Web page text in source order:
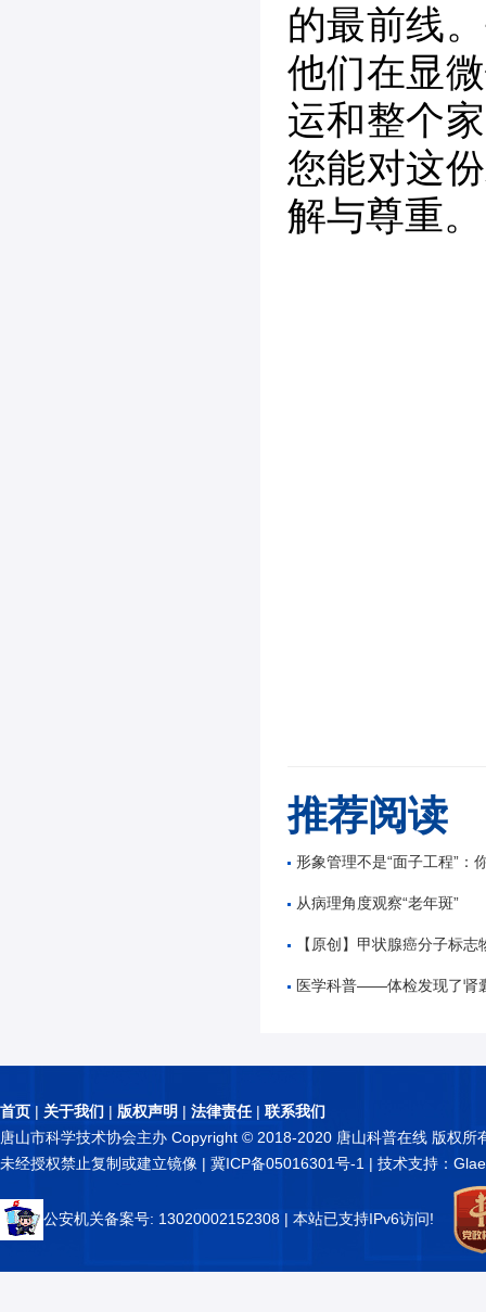
的最前线
他们在显
运和整个
您能对这
解与尊重。
推荐阅读
形象管理不是“面子工程”：你的外形里，藏
从病理角度观察“老年斑”
【原创】甲状腺癌分子标志物
医学科普——体检发现了肾囊
首页 | 关于我们 | 版权声明 | 法律责任| 联系我们
唐山市科学技术协会主办 Copyright © 2018-2020 唐山科普在线 版权所
未经授权禁止复制或建立镜像 | 冀ICP备05016301号-1 | 技术支持：
公安机关备案号: 13020002152308 | 本站已支持IPv6访问!